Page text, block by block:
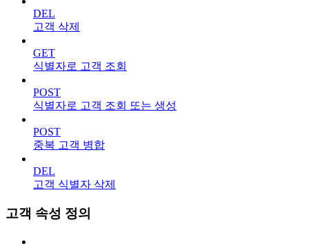
DEL
고객 삭제
GET
식별자로 고객 조회
POST
식별자로 고객 조회 또는 생성
POST
중복 고객 병합
DEL
고객 식별자 삭제
고객 속성 정의